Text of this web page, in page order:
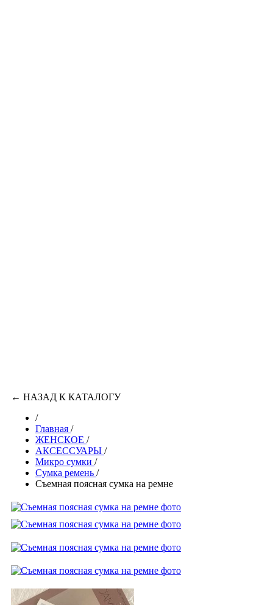
← НАЗАД К КАТАЛОГУ
/
Главная /
ЖЕНСКОЕ /
АКСЕССУАРЫ /
Микро сумки /
Сумка ремень /
Съемная поясная сумка на ремне